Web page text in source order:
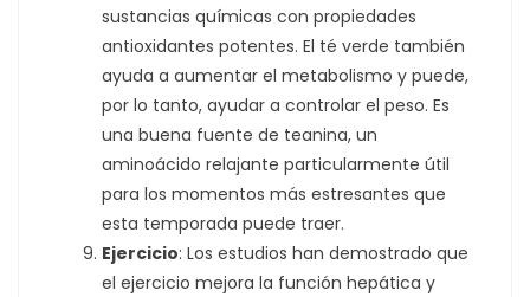
sustancias químicas con propiedades
antioxidantes potentes. El té verde también
ayuda a aumentar el metabolismo y puede,
por lo tanto, ayudar a controlar el peso. Es
una buena fuente de teanina, un
aminoácido relajante particularmente útil
para los momentos más estresantes que
esta temporada puede traer.
Ejercicio: Los estudios han demostrado que
el ejercicio mejora la función hepática y